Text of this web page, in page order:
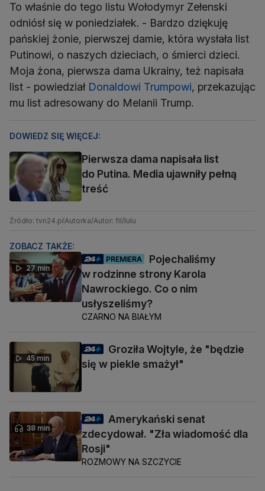
To właśnie do tego listu Wołodymyr Zełenski
odniósł się w poniedziałek. - Bardzo dziękuję
pańskiej żonie, pierwszej damie, która wysłała list
Putinowi, o naszych dzieciach, o śmierci dzieci.
Moja żona, pierwsza dama Ukrainy, też napisała
list - powiedział Donaldowi Trumpowi, przekazując
mu list adresowany do Melanii Trump.
DOWIEDZ SIĘ WIĘCEJ:
Pierwsza dama napisała list
do Putina. Media ujawniły pełną
treść
Źródło: tvn24.plAutorka/Autor: fil/lulu
ZOBACZ TAKŻE:
27 min
PREMIERA
Pojechaliśmy
w rodzinne strony Karola
Nawrockiego. Co o nim
usłyszeliśmy?
CZARNO NA BIAŁYM
45 min
Groziła Wojtyle, że "będzie
się w piekle smażył"
38 min
Amerykański senat
zdecydował. "Zła wiadomość dla
Rosji"
ROZMOWY NA SZCZYCIE